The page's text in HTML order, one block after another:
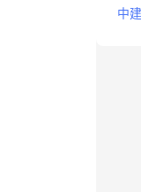
中